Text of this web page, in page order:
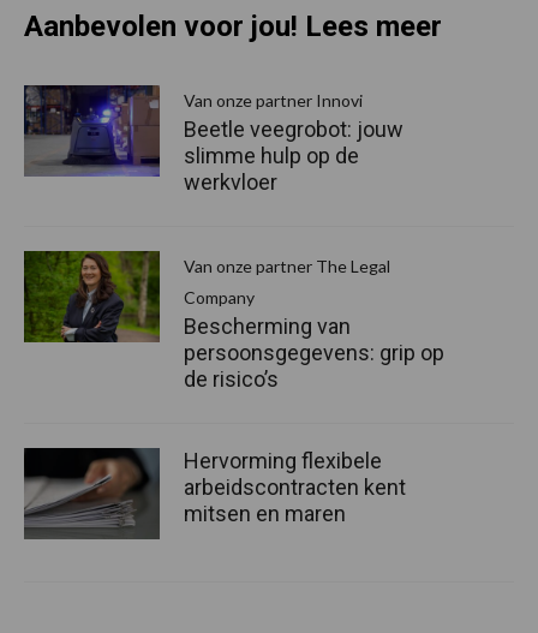
Aanbevolen voor jou! Lees meer
Van onze partner Innovi
Beetle veegrobot: jouw
slimme hulp op de
werkvloer
Van onze partner The Legal
Company
Bescherming van
persoonsgegevens: grip op
de risico’s
Hervorming flexibele
arbeidscontracten kent
mitsen en maren